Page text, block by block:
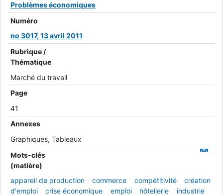
Problèmes économiques
Numéro
no 3017, 13 avril 2011
Rubrique /
Thématique
Marché du travail
Page
41
Annexes
Graphiques, Tableaux
Mots-clés
(matière)
appareil de production
commerce compétitivité
création
d'emploi
crise économique emploi hôtellerie industrie